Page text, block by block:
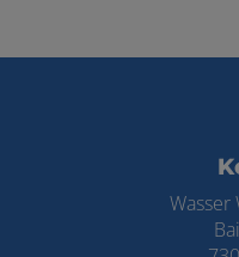
Wasser